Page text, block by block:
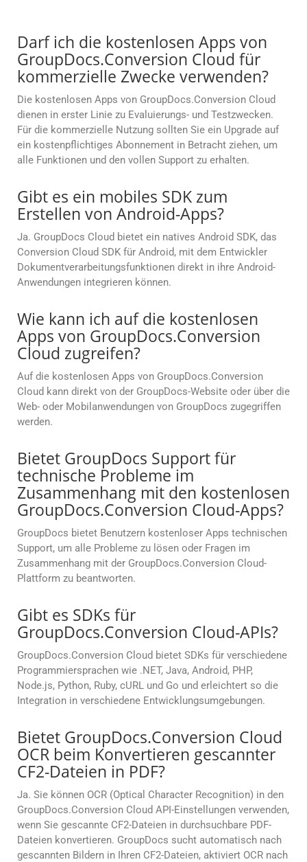
Darf ich die kostenlosen Apps von
GroupDocs.Conversion Cloud für
kommerzielle Zwecke verwenden?
Die kostenlosen Apps von GroupDocs.Conversion Cloud
dienen in erster Linie zu Evaluierungs- und Testzwecken.
Für die kommerzielle Nutzung sollten Sie ein Upgrade auf
ein kostenpflichtiges Abonnement in Betracht ziehen, um
alle Funktionen und den vollen Support zu erhalten.
Gibt es ein mobiles SDK zum
Erstellen von Android-Apps?
Ja. GroupDocs Cloud bietet ein natives Android SDK, das
Conversion Cloud SDK für Android, mit dem Entwickler
Dokumentverarbeitungsfunktionen direkt in ihre Android-
Anwendungen integrieren können.
Wie kann ich auf die kostenlosen
Apps von GroupDocs.Conversion
Cloud zugreifen?
Auf die kostenlosen Apps von GroupDocs.Conversion
Cloud kann direkt von der GroupDocs-Website oder über die
Web- oder Mobilanwendungen von GroupDocs zugegriffen
werden.
Bietet GroupDocs Support für
technische Probleme im
Zusammenhang mit den kostenlosen
GroupDocs.Conversion Cloud-Apps?
GroupDocs bietet Benutzern kostenloser Apps technischen
Support, um alle Probleme zu lösen oder Fragen im
Zusammenhang mit der GroupDocs.Conversion Cloud-
Plattform zu beantworten.
Gibt es SDKs für
GroupDocs.Conversion Cloud-APIs?
GroupDocs.Conversion Cloud bietet SDKs für verschiedene
Programmiersprachen wie .NET, Java, Android, PHP,
Node.js, Python, Ruby, cURL und Go und erleichtert so die
Integration in verschiedene Entwicklungsumgebungen.
Bietet GroupDocs.Conversion Cloud
OCR beim Konvertieren gescannter
CF2-Dateien in PDF?
Ja. Sie können OCR (Optical Character Recognition) in den
GroupDocs.Conversion Cloud API-Einstellungen verwenden,
wenn Sie gescannte CF2-Dateien in durchsuchbare PDF-
Dateien konvertieren. GroupDocs sucht automatisch nach
gescannten Bildern in Ihren CF2-Dateien, aktiviert OCR nach